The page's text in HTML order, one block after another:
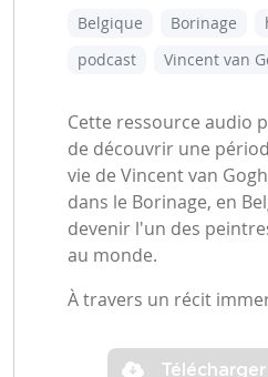
Belgique Borinage
podcast
Vincent van
Cette ressource audio
de découvrir une
vie de Vincent van
dans le Borinage, en
devenir l'un des
au monde.
À travers un récit
Télécharger